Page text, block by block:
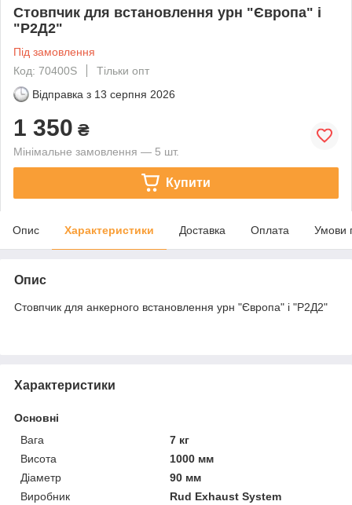
Стовпчик для встановлення урн "Європа" і
"Р2Д2"
Під замовлення
Код: 70400S
Тільки опт
Відправка з 13 серпня 2026
1 350 ₴
Мінімальне замовлення — 5 шт.
Купити
Опис Характеристики Доставка Оплата Умови
Опис
Стовпчик для анкерного встановлення урн "Європа" і "Р2Д2"
Характеристики
Основні
Вага
7 кг
Висота
1000 мм
Діаметр
90 мм
Виробник
Rud Exhaust System